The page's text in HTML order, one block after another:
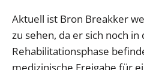
Aktuell ist Bron Breakker
zu sehen, da er sich noch in
Rehabilitationsphase